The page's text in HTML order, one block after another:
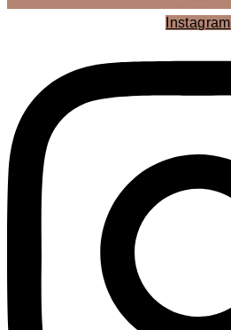
Instagram